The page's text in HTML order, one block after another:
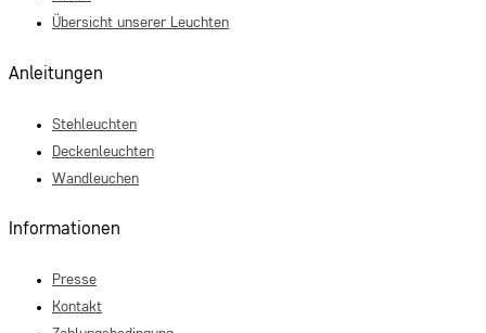
Übersicht unserer Leuchten
Anleitungen
Stehleuchten
Deckenleuchten
Wandleuchen
Informationen
Presse
Kontakt